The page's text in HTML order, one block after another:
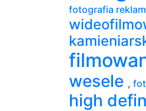
fotografia
wesele ,
high